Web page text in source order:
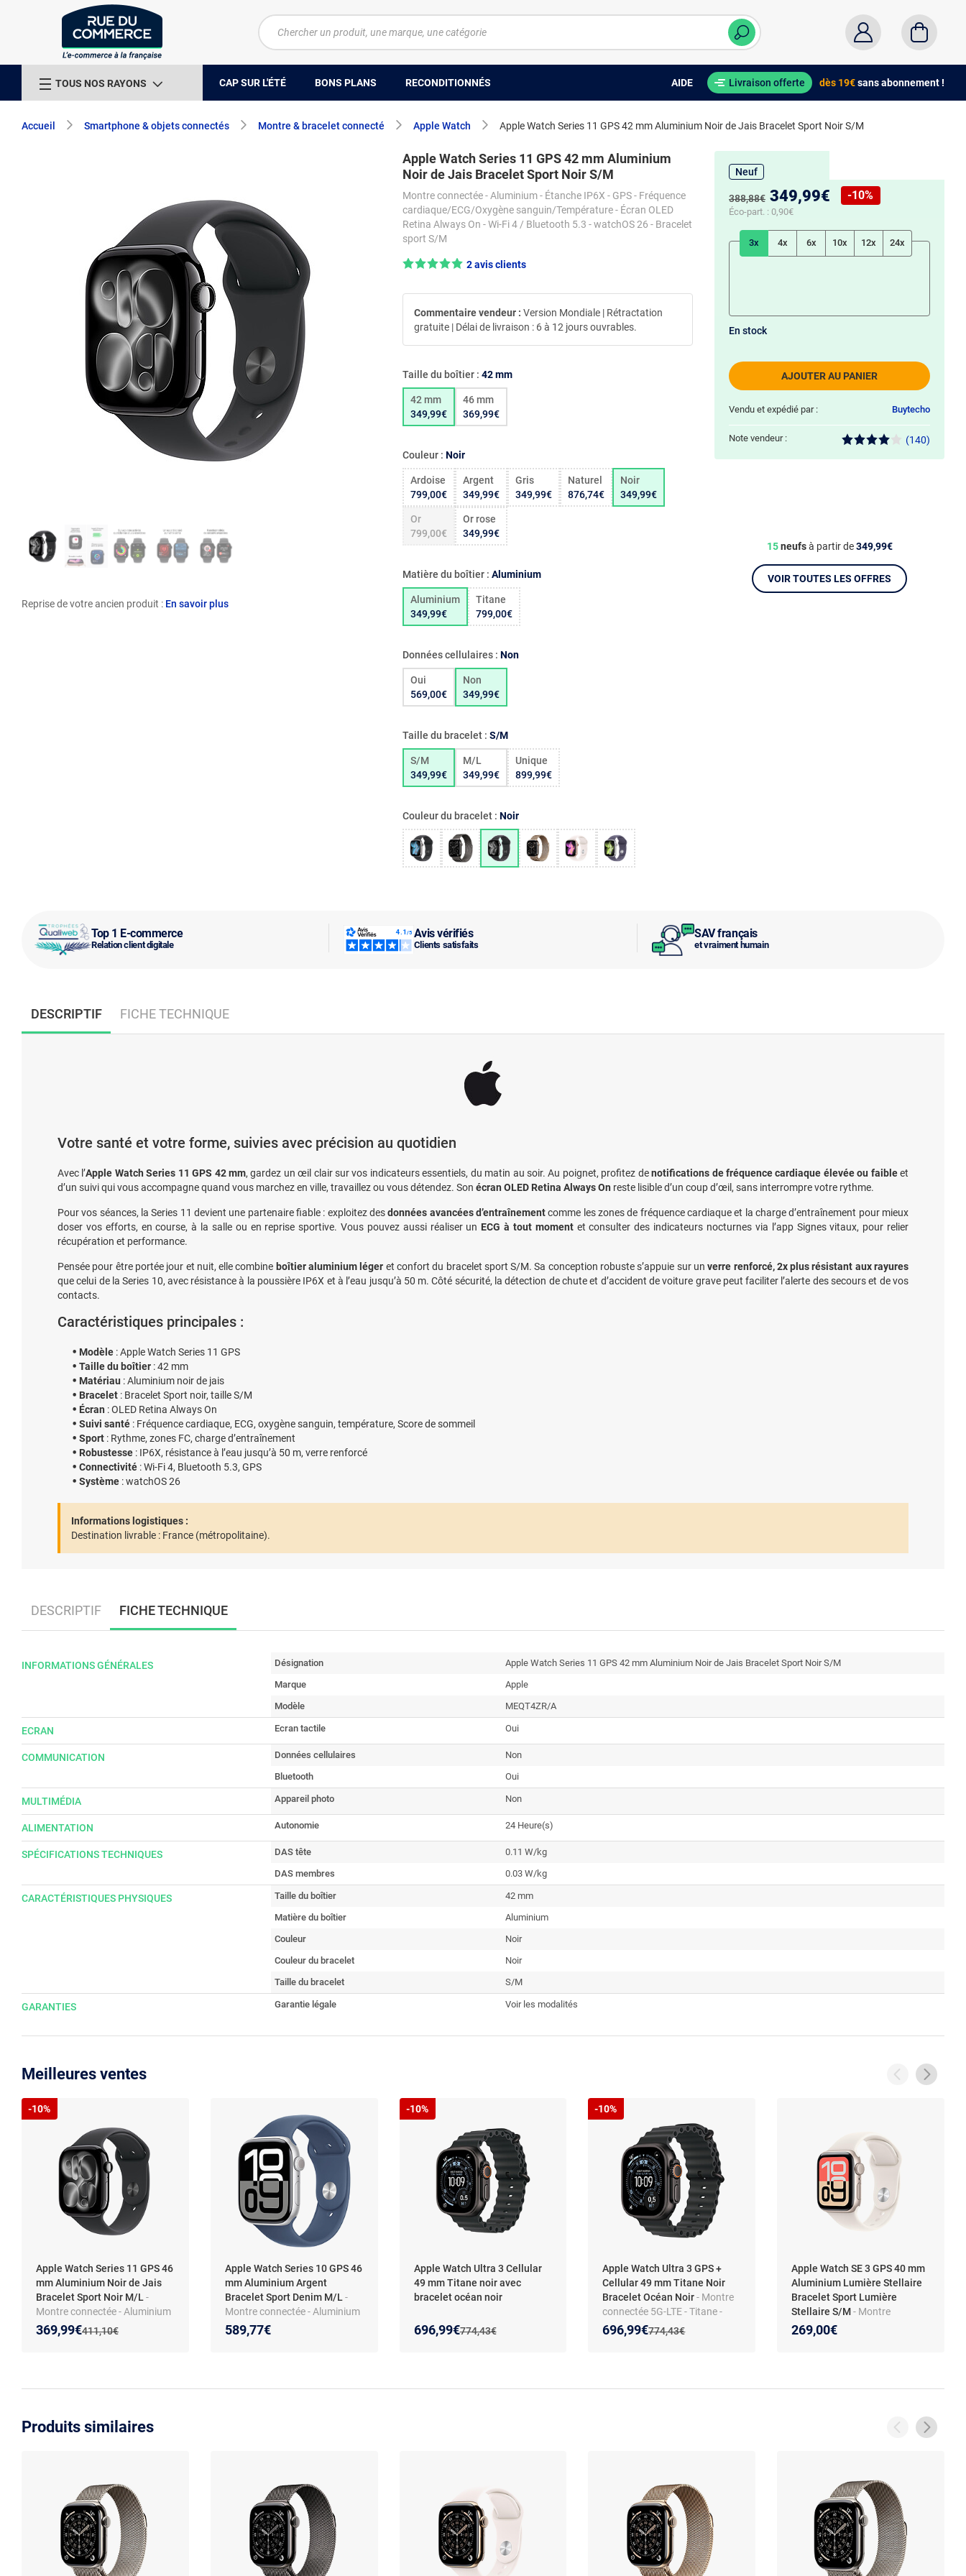
TOUS NOS RAYONS CAP SUR L'ÉTÉ BONS PLANS RECONDITIONNÉS AIDE Livraison offerte dès 19€sans abonnement !
Accueil Smartphone & objets connectés Montre & bracelet connecté Apple Watch Apple Watch Series 11 GPS 42 mm Aluminium Noir de Jais Bracelet Sport Noir S/M
Top 1 E-commerce
Relation client digitale
Avis vérifiés
Clients satisfaits
SAV français
et vraiment humain
Reprise de votre ancien produit : En savoir plus
Apple Watch Series 11 GPS 42 mm Aluminium
Noir de Jais Bracelet Sport Noir S/M
Montre connectée - Aluminium - Étanche IP6X - GPS - Fréquence
cardiaque/ECG/Oxygène sanguin/Température - Écran OLED
Retina Always On - Wi-Fi 4 / Bluetooth 5.3 - watchOS 26 - Bracelet
sport S/M
Note : 5/5 — 2 avis clients
Commentaire vendeur : Version Mondiale | Rétractation
gratuite | Délai de livraison : 6 à 12 jours ouvrables.
Taille du boîtier : 42 mm
42 mm
349,99€
46 mm
369,99€
Couleur : Noir
Ardoise
799,00€
Argent
349,99€
Gris
349,99€
Naturel
876,74€
Noir
349,99€
Or
799,00€
Or rose
349,99€
Matière du boîtier : Aluminium
Aluminium
349,99€
Titane
799,00€
Données cellulaires : Non
Oui
569,00€
Non
349,99€
Taille du bracelet : S/M
S/M
349,99€
M/L
349,99€
Unique
899,99€
Couleur du bracelet : Noir
Neuf
Ancien prix :
388,88€ Nouveau prix :
349,99€
Réduction de :
-10%
Éco-part. : 0,90€
3x 4x 6x 10x 12x 24x
AJOUTER AU PANIER
En stock
Vendu et expédié par : Buytecho
Note vendeur : (140)
15neufsà partir de349,99€
VOIR TOUTES LES OFFRES
DESCRIPTIF FICHE TECHNIQUE
Votre santé et votre forme, suivies avec précision au quotidien
Avec l’Apple Watch Series 11 GPS 42 mm, gardez un œil clair sur vos indicateurs essentiels, du matin au soir. Au poignet, profitez denotifications de fréquence cardiaque élevée ou faibleet
d’un suivi qui vous accompagne quand vous marchez en ville, travaillez ou vous détendez. Son écran OLED Retina Always On reste lisible d’un coup d’œil, sans interrompre votre rythme.
Pour vos séances, la Series 11 devient une partenaire fiable : exploitez desdonnées avancées d’entraînementcomme les zones de fréquence cardiaque et la charge d’entraînement pour mieux
doser vos efforts, en course, à la salle ou en reprise sportive. Vous pouvez aussi réaliser un ECG à tout momentet consulter des indicateurs nocturnes via l’app Signes vitaux, pour relier
récupération et performance.
Pensée pour être portée jour et nuit, elle combine boîtier aluminium léger et confort du bracelet sport S/M. Sa conception robuste s’appuie sur unverre renforcé, 2x plus résistant aux rayures
que celui de la Series 10, avec résistance à la poussière IP6X et à l’eau jusqu’à 50 m. Côté sécurité, la détection de chute et d’accident de voiture grave peut faciliter l’alerte des secours et de vos
contacts.
Caractéristiques principales :
Modèle : Apple Watch Series 11 GPS
Taille du boîtier : 42 mm
Matériau : Aluminium noir de jais
Bracelet : Bracelet Sport noir, taille S/M
Écran : OLED Retina Always On
Suivi santé : Fréquence cardiaque, ECG, oxygène sanguin, température, Score de sommeil
Sport : Rythme, zones FC, charge d’entraînement
Robustesse : IP6X, résistance à l’eau jusqu’à 50 m, verre renforcé
Connectivité : Wi-Fi 4, Bluetooth 5.3, GPS
Système : watchOS 26
Informations logistiques :
Destination livrable : France (métropolitaine).
DESCRIPTIF FICHE TECHNIQUE
INFORMATIONS GÉNÉRALES Désignation
Apple Watch Series 11 GPS 42 mm Aluminium Noir de Jais Bracelet Sport Noir S/M
Marque
Apple
Modèle
MEQT4ZR/A
ECRAN Ecran tactile Oui
COMMUNICATION Données cellulaires
Non
Bluetooth
Oui
MULTIMÉDIA Appareil photo Non
ALIMENTATION Autonomie 24 Heure(s)
SPÉCIFICATIONS TECHNIQUES DAS tête
0.11 W/kg
DAS membres
0.03 W/kg
CARACTÉRISTIQUES PHYSIQUES Taille du boîtier
42 mm
Matière du boîtier
Aluminium
Couleur
Noir
Couleur du bracelet
Noir
Taille du bracelet
S/M
GARANTIES Garantie légale Voir les modalités
Meilleures ventes
Apple Watch Series 11 GPS 46
mm Aluminium Noir de Jais
Bracelet Sport Noir M/L-
Montre connectée - Aluminium
- Étanche IP6X - GPS -
Fréquence
Ancien prix :
411,10€
Nouveau prix :
369,99€
Réduction de :
-10%
Apple Watch Series 10 GPS 46
mm Aluminium Argent
Bracelet Sport Denim M/L-
Montre connectée - Aluminium
- Étanche IP6X - GPS -
Cardiofréquencemètre/ECG/S
589,77€
Apple Watch Ultra 3 Cellular
49 mm Titane noir avec
bracelet océan noir
Ancien prix :
774,43€
Nouveau prix :
696,99€
Réduction de :
-10%
Apple Watch Ultra 3 GPS +
Cellular 49 mm Titane Noir
Bracelet Océan Noir- Montre
connectée 5G-LTE - Titane -
Étanche IP6X - GPS -
Fréquence
Ancien prix :
774,43€
Nouveau prix :
696,99€
Réduction de :
-10%
Apple Watch SE 3 GPS 40 mm
Aluminium Lumière Stellaire
Bracelet Sport Lumière
Stellaire S/M- Montre
connectée - Aluminium -
Étanche - GPS -
269,00€
Produits similaires